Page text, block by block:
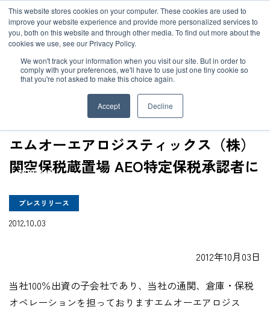
This website stores cookies on your computer. These cookies are used to
improve your website experience and provide more personalized services to
you, both on this website and through other media. To find out more about the
cookies we use, see our Privacy Policy.
We won't track your information when you visit our site. But in order to
comply with your preferences, we'll have to use just one tiny cookie so
that you're not asked to make this choice again.
Accept Decline
お知らせ
グローバルネットワーク
企業情報
採用情報
サービス
お客様事例
お知らせ
企業情報
TOP ニュース エムオーエアロジスティックス（株）関空保税蔵置場
エムオーエアロジスティックス（株）
関空保税蔵置場 AEO特定保税承認者に
プレスリリース
2012.10.03
2012年10月03日
当社100％出資の子会社であり、当社の通関、倉庫・保税
オペレーションを担っておりますエムオーエアロジス